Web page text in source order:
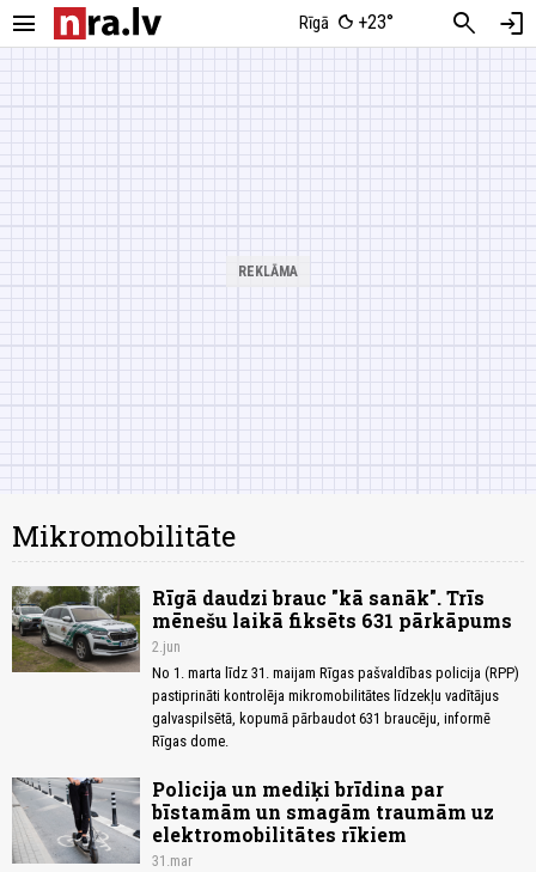
menu Rīgā +23° search login
Mikromobilitāte
Rīgā daudzi brauc "kā sanāk". Trīs
mēnešu laikā fiksēts 631 pārkāpums
2.jun
No 1. marta līdz 31. maijam Rīgas pašvaldības policija (RPP)
pastiprināti kontrolēja mikromobilitātes līdzekļu vadītājus
galvaspilsētā, kopumā pārbaudot 631 braucēju, informē
Rīgas dome.
Policija un mediķi brīdina par
bīstamām un smagām traumām uz
elektromobilitātes rīkiem
31.mar